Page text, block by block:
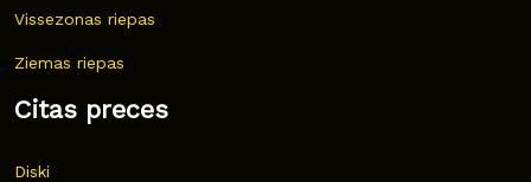
Vissezonas riepas
Ziemas riepas
Citas preces
Diski